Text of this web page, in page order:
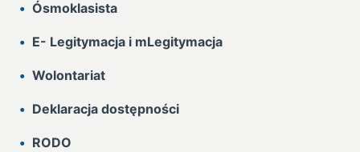
Ósmoklasista
E- Legitymacja i mLegitymacja
Wolontariat
Deklaracja dostępności
RODO